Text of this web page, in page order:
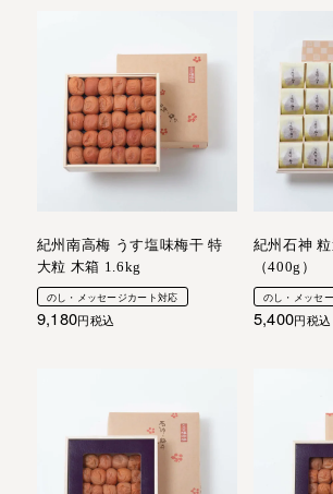
紀州南高梅 うす塩味梅干 特
大粒 木箱 1.6kg
のし・メッセージカート対応
9,180 税込
紀州石神
（400g）
のし・メッセ
5,400 税込